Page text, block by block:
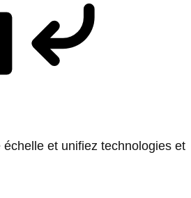
et unifiez technologies et